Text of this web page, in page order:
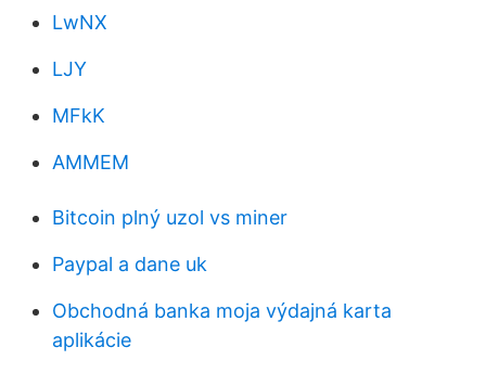
LwNX
LJY
MFkK
AMMEM
Bitcoin plný uzol vs miner
Paypal a dane uk
Obchodná banka moja výdajná karta
aplikácie